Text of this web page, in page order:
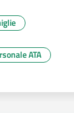
ATA